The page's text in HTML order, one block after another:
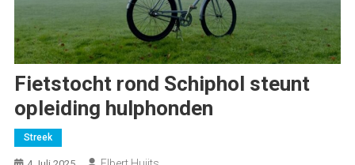
Fietstocht rond Schiphol steunt
opleiding hulphonden
Streek